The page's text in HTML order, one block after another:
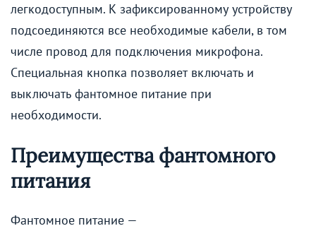
легкодоступным. К зафиксированному устройству
подсоединяются все необходимые кабели, в том
числе провод для подключения микрофона.
Специальная кнопка позволяет включать и
выключать фантомное питание при
необходимости.
Преимущества фантомного
питания
Фантомное питание —